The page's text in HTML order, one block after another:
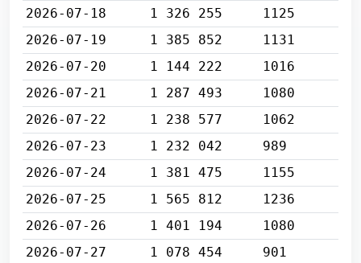
2026-07-18
1 326 255
1125
2026-07-19
1 385 852
1131
2026-07-20
1 144 222
1016
2026-07-21
1 287 493
1080
2026-07-22
1 238 577
1062
2026-07-23
1 232 042
989
2026-07-24
1 381 475
1155
2026-07-25
1 565 812
1236
2026-07-26
1 401 194
1080
2026-07-27
1 078 454
901